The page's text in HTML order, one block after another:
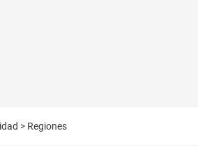
> Regiones